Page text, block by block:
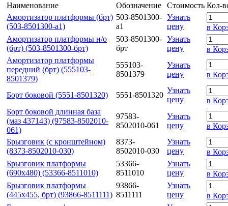
Наименование Обозначение Стоимость Кол-
Амортизатор платформы (брт)
(503-8501300-а1)
503-8501300-
а1
Узнать
цену
в
Амортизатор платформы н/о
(брт) (503-8501300-брт)
503-8501300-
брт
Узнать
цену
в
Амортизатор платформы
передний (брт) (555103-
8501379)
555103-
8501379
Узнать
цену
в
Борт боковой (5551-8501320) 5551-8501320
Узнать
цену
в
Борт боковой длинная база
(маз 437143) (97583-8502010-
061)
97583-
8502010-061
Узнать
цену
в
Брызговик (с кронштейном)
(8373-8502010-030)
8373-
8502010-030
Узнать
цену
в
Брызговик платформы
(690х480) (53366-8511010)
53366-
8511010
Узнать
цену
в
Брызговик платформы
(445х455, брт) (93866-8511111)
93866-
8511111
Узнать
цену
в